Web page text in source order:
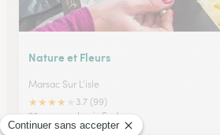
Nature et Fleurs
Marsac Sur L'isle
★★★★
3.7 (99)
23, avenue Louis Suder